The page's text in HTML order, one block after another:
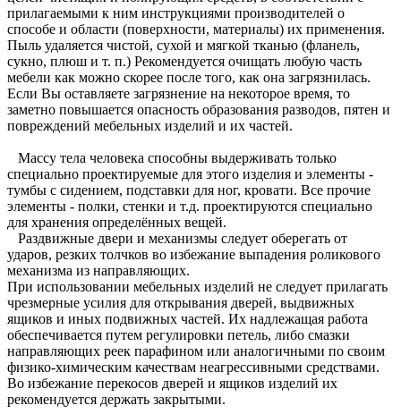
прилагаемыми к ним инструкциями производителей о
способе и области (поверхности, материалы) их применения.
Пыль удаляется чистой, сухой и мягкой тканью (фланель,
сукно, плюш и т. п.) Рекомендуется очищать любую часть
мебели как можно скорее после того, как она загрязнилась.
Если Вы оставляете загрязнение на некоторое время, то
заметно повышается опасность образования разводов, пятен и
повреждений мебельных изделий и их частей.
Массу тела человека способны выдерживать только
специально проектируемые для этого изделия и элементы -
тумбы с сидением, подставки для ног, кровати. Все прочие
элементы - полки, стенки и т.д. проектируются специально
для хранения определённых вещей.
Раздвижные двери и механизмы следует оберегать от
ударов, резких толчков во избежание выпадения роликового
механизма из направляющих.
При использовании мебельных изделий не следует прилагать
чрезмерные усилия для открывания дверей, выдвижных
ящиков и иных подвижных частей. Их надлежащая работа
обеспечивается путем регулировки петель, либо смазки
направляющих реек парафином или аналогичными по своим
физико-химическим качествам неагрессивными средствами.
Во избежание перекосов дверей и ящиков изделий их
рекомендуется держать закрытыми.